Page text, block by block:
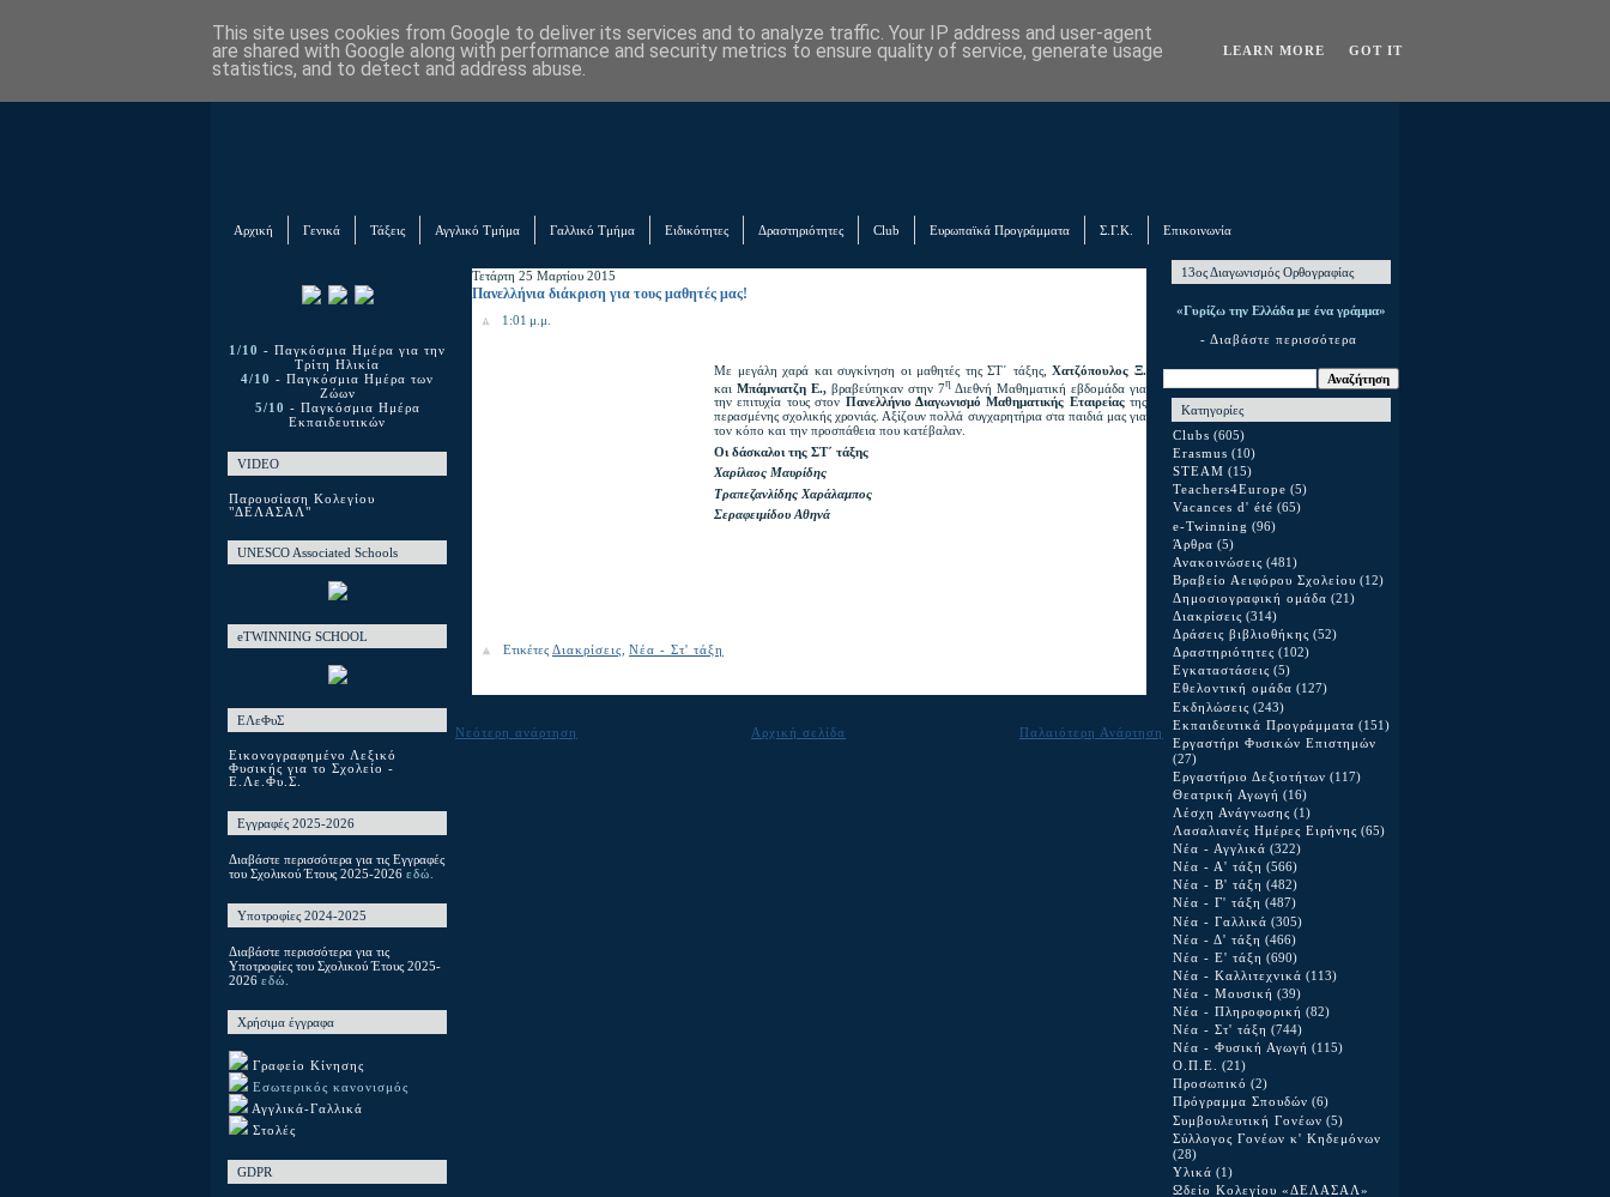
Αρχική Γενικά Τάξεις Αγγλικό Τμήμα Γαλλικό Τμήμα Ειδικότητες Δραστηριότητες Club Ευρωπαϊκά Προγράμματα Σ.Γ.Κ. Επικοινωνία
1/10 - Παγκόσμια Ημέρα για την
Τρίτη Ηλικία
4/10 - Παγκόσμια Ημέρα των
Ζώων
5/10 - Παγκόσμια Ημέρα
Εκπαιδευτικών
VIDEO
Παρουσίαση Κολεγίου
"ΔΕΛΑΣΑΛ"
UNESCO Associated Schools
eTWINNING SCHOOL
ΕΛεΦυΣ
Εικονογραφημένο Λεξικό
Φυσικής για το Σχολείο -
Ε.Λε.Φυ.Σ.
Εγγραφές 2025-2026
Διαβάστε περισσότερα για τις Εγγραφές
του Σχολικού Έτους 2025-2026 εδώ.
Υποτροφίες 2024-2025
Διαβάστε περισσότερα για τις
Υποτροφίες του Σχολικού Έτους 2025-
2026 εδώ.
Χρήσιμα έγγραφα
Γραφείο Κίνησης
Εσωτερικός κανονισμός
Αγγλικά-Γαλλικά
Στολές
GDPR
Τετάρτη 25 Μαρτίου 2015
Πανελλήνια διάκριση για τους μαθητές μας!
1:01 μ.μ.
Με μεγάλη χαρά και συγκίνηση οι μαθητές της ΣΤ΄ τάξης,Χατζόπουλος Ξ.
και Μπάμνιατζη Ε., βραβεύτηκαν στην 7η Διεθνή Μαθηματική εβδομάδα για
την επιτυχία τους στον Πανελλήνιο Διαγωνισμό Μαθηματικής Εταιρείας της
περασμένης σχολικής χρονιάς. Αξίζουν πολλά συγχαρητήρια στα παιδιά μας για
τον κόπο και την προσπάθεια που κατέβαλαν.
Οι δάσκαλοι της ΣΤ΄ τάξης
Χαρίλαος Μαυρίδης
Τραπεζανλίδης Χαράλαμπος
Σεραφειμίδου Αθηνά
Ετικέτες Διακρίσεις Νέα - Στ' τάξη
Νεότερη ανάρτηση Παλαιότερη Ανάρτηση
Αρχική σελίδα
13ος Διαγωνισμός Ορθογραφίας
«Γυρίζω την Ελλάδα με ένα γράμμα»
- Διαβάστε περισσότερα
Κατηγορίες
Clubs (605)
Erasmus (10)
STEAM (15)
Teachers4Europe (5)
Vacances d' été (65)
e-Twinning (96)
Άρθρα (5)
Ανακοινώσεις (481)
Βραβείο Αειφόρου Σχολείου (12)
Δημοσιογραφική ομάδα (21)
Διακρίσεις (314)
Δράσεις βιβλιοθήκης (52)
Δραστηριότητες (102)
Εγκαταστάσεις (5)
Εθελοντική ομάδα (127)
Εκδηλώσεις (243)
Εκπαιδευτικά Προγράμματα (151)
Εργαστήρι Φυσικών Επιστημών
(27)
Εργαστήριο Δεξιοτήτων (117)
Θεατρική Αγωγή (16)
Λέσχη Ανάγνωσης (1)
Λασαλιανές Ημέρες Ειρήνης (65)
Νέα - Αγγλικά (322)
Νέα - Α' τάξη (566)
Νέα - Β' τάξη (482)
Νέα - Γ' τάξη (487)
Νέα - Γαλλικά (305)
Νέα - Δ' τάξη (466)
Νέα - Ε' τάξη (690)
Νέα - Καλλιτεχνικά (113)
Νέα - Μουσική (39)
Νέα - Πληροφορική (82)
Νέα - Στ' τάξη (744)
Νέα - Φυσική Αγωγή (115)
Ο.Π.Ε. (21)
Προσωπικό (2)
Πρόγραμμα Σπουδών (6)
Συμβουλευτική Γονέων (5)
Σύλλογος Γονέων κ' Κηδεμόνων
(28)
Υλικά (1)
Ωδείο Κολεγίου «ΔΕΛΑΣΑΛ»
This site uses cookies from Google to deliver its services and to analyze traffic. Your IP address and user-agent
are shared with Google along with performance and security metrics to ensure quality of service, generate usage
statistics, and to detect and address abuse.
LEARN MORE GOT IT